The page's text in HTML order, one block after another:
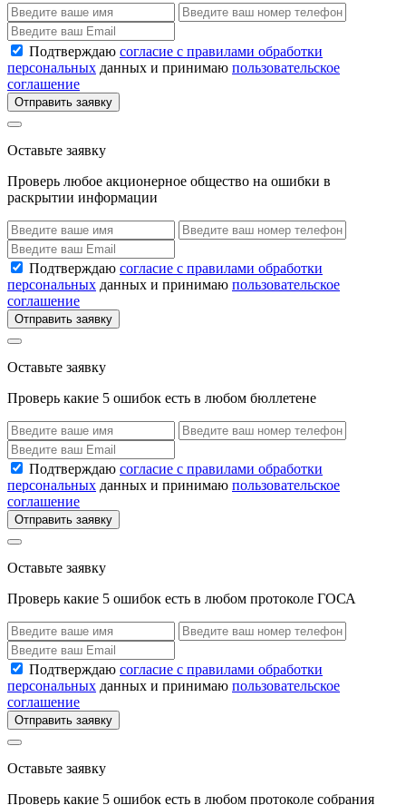
Подтверждаю согласие с правилами обработки
персональных данных и принимаю пользовательское
соглашение
Отправить заявку
Оставьте заявку
Проверь любое акционерное общество на ошибки в
раскрытии информации
Подтверждаю согласие с правилами обработки
персональных данных и принимаю пользовательское
соглашение
Отправить заявку
Оставьте заявку
Проверь какие 5 ошибок есть в любом бюллетене
Подтверждаю согласие с правилами обработки
персональных данных и принимаю пользовательское
соглашение
Отправить заявку
Оставьте заявку
Проверь какие 5 ошибок есть в любом протоколе ГОСА
Подтверждаю согласие с правилами обработки
персональных данных и принимаю пользовательское
соглашение
Отправить заявку
Оставьте заявку
Проверь какие 5 ошибок есть в любом протоколе собрания